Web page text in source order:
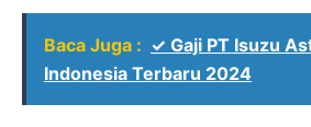
Baca Juga : ✓ Gaji PT Isuzu
Indonesia Terbaru 2024